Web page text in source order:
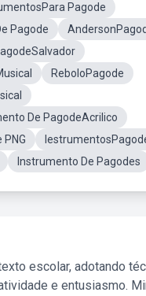
Pagode
Pagode
ReboloPagode
De PagodeAcrilico
PNG
Instrumento De Pagodes
escolar, adotando
e entusiasmo.